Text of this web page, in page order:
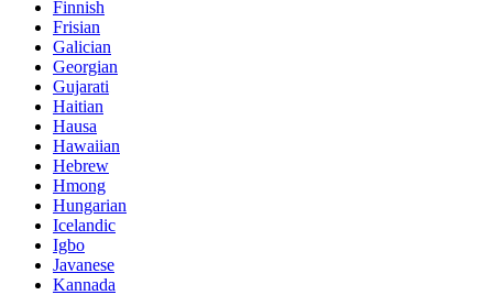
Finnish
Frisian
Galician
Georgian
Gujarati
Haitian
Hausa
Hawaiian
Hebrew
Hmong
Hungarian
Icelandic
Igbo
Javanese
Kannada